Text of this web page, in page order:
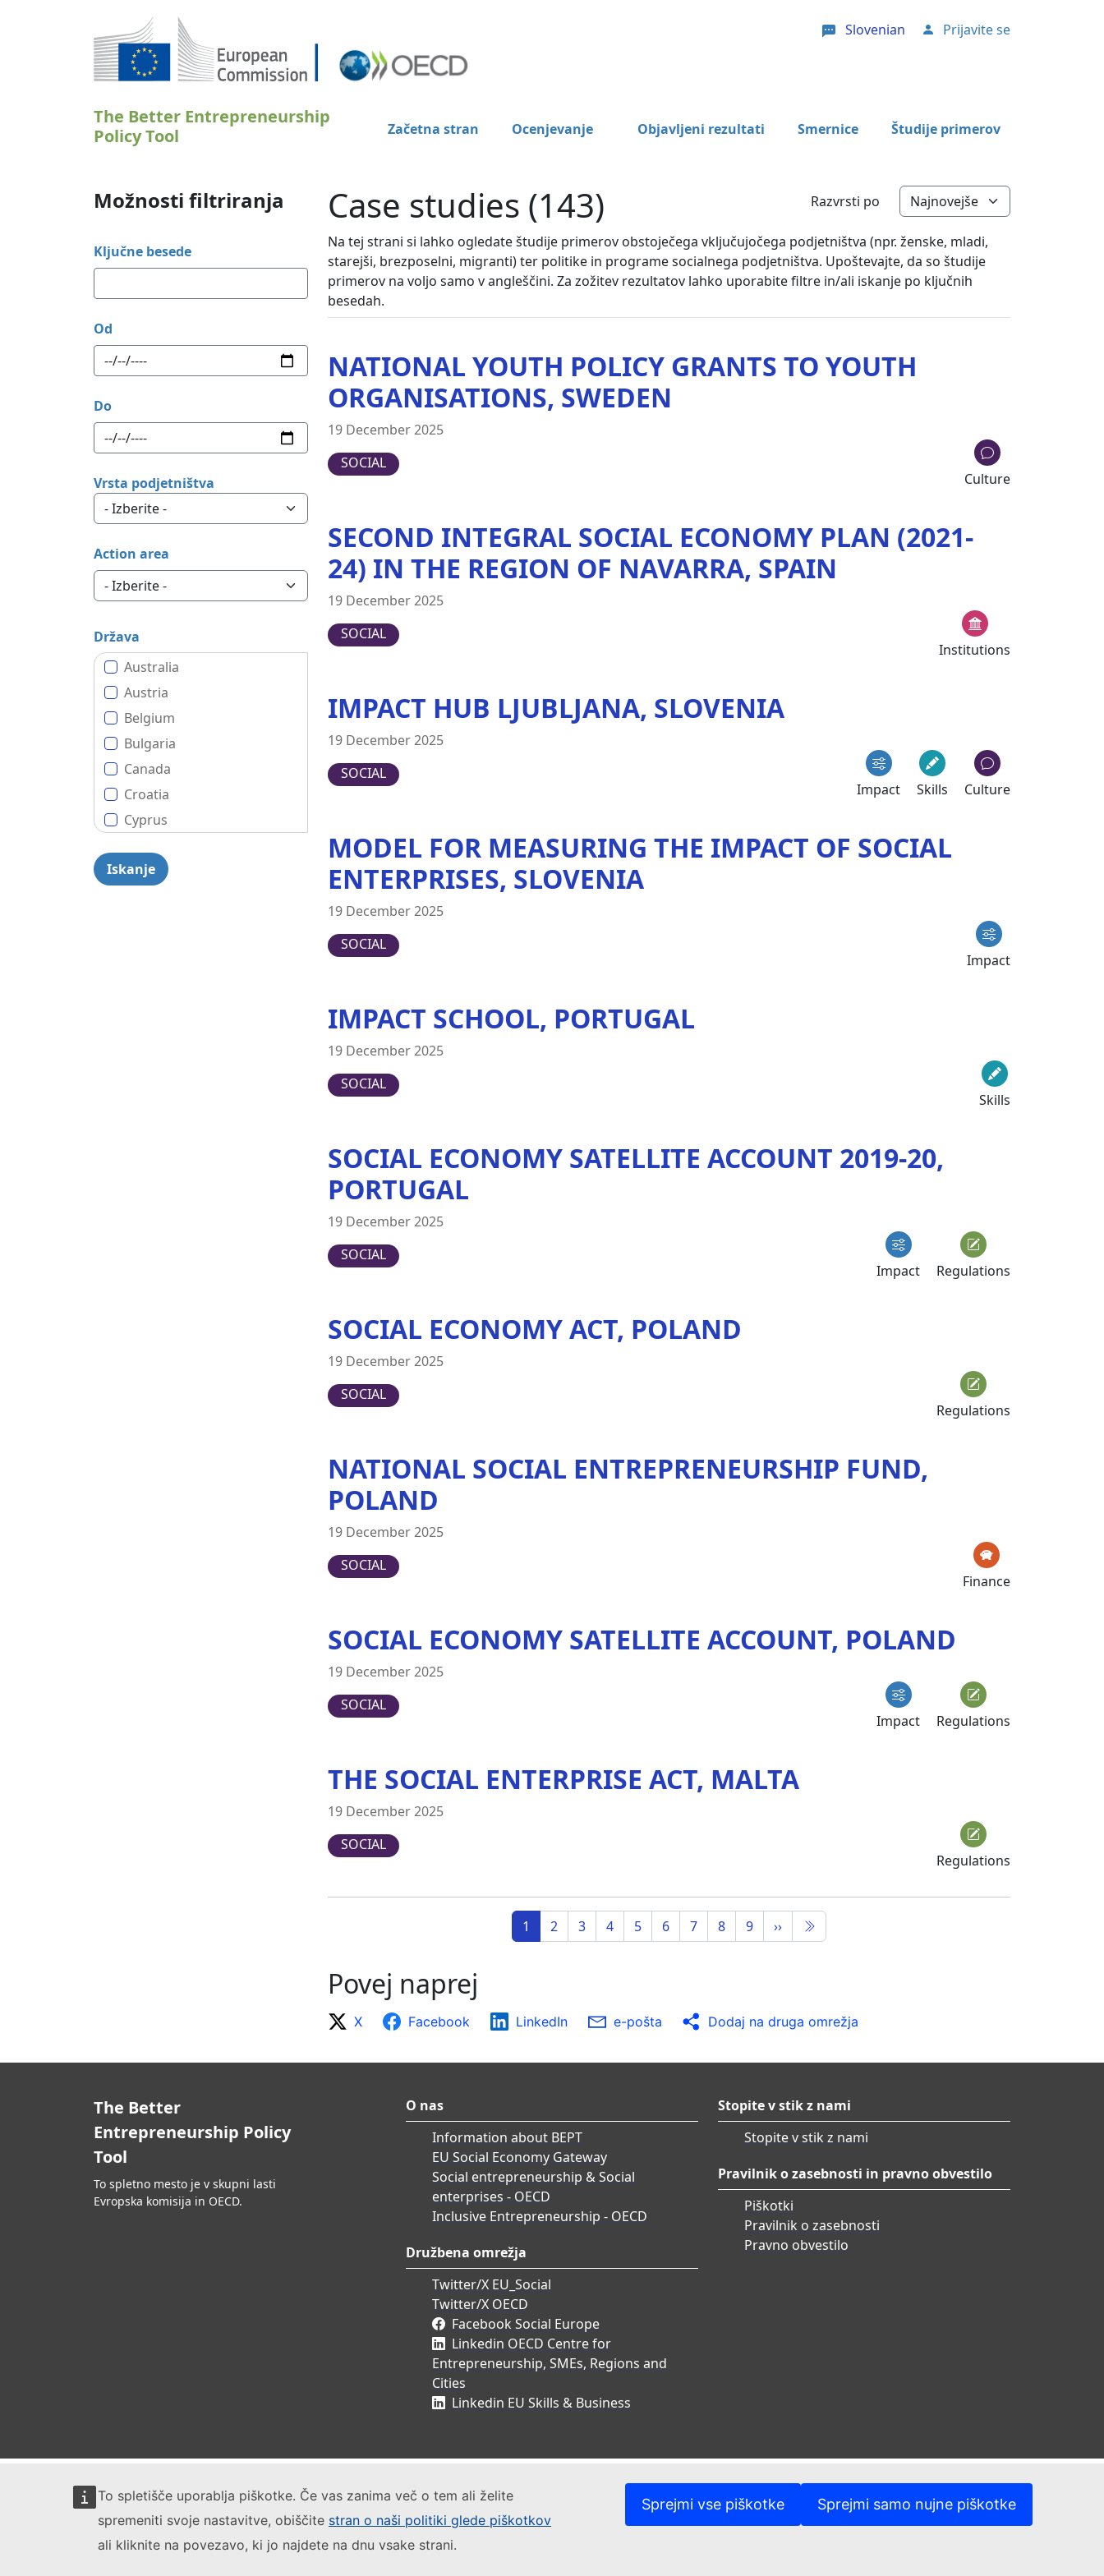
To spletišče uporablja piškotke. Če vas zanima več o tem ali želite
spremeniti svoje nastavitve, obiščite stran o naši politiki glede piškotkov
ali kliknite na povezavo, ki jo najdete na dnu vsake strani.
Sprejmi vse piškotke Sprejmi samo nujne piškotke
Slovenian User account menu
Prijavite se
The Better Entrepreneurship
Policy Tool
Začetna stran Ocenjevanje Objavljeni rezultati Smernice Študije primerov
Možnosti filtriranja
Ključne besede
Od
Do
Vrsta podjetništva
Action area
Država
Australia
Austria
Belgium
Bulgaria
Canada
Croatia
Cyprus
Denmark
Razvrsti po
Case studies (143)
Na tej strani si lahko ogledate študije primerov obstoječega vključujočega podjetništva (npr. ženske, mladi,
starejši, brezposelni, migranti) ter politike in programe socialnega podjetništva. Upoštevajte, da so študije
primerov na voljo samo v angleščini. Za zožitev rezultatov lahko uporabite filtre in/ali iskanje po ključnih
besedah.
NATIONAL YOUTH POLICY GRANTS TO YOUTH
ORGANISATIONS, SWEDEN
19 December 2025
SOCIAL
Culture
SECOND INTEGRAL SOCIAL ECONOMY PLAN (2021-
24) IN THE REGION OF NAVARRA, SPAIN
19 December 2025
SOCIAL
Institutions
IMPACT HUB LJUBLJANA, SLOVENIA
19 December 2025
SOCIAL
Impact
Skills Culture
MODEL FOR MEASURING THE IMPACT OF SOCIAL
ENTERPRISES, SLOVENIA
19 December 2025
SOCIAL
Impact
IMPACT SCHOOL, PORTUGAL
19 December 2025
SOCIAL
Skills
SOCIAL ECONOMY SATELLITE ACCOUNT 2019-20,
PORTUGAL
19 December 2025
SOCIAL
Impact
Regulations
SOCIAL ECONOMY ACT, POLAND
19 December 2025
SOCIAL
Regulations
NATIONAL SOCIAL ENTREPRENEURSHIP FUND,
POLAND
19 December 2025
SOCIAL
Finance
SOCIAL ECONOMY SATELLITE ACCOUNT, POLAND
19 December 2025
SOCIAL
Impact
Regulations
THE SOCIAL ENTERPRISE ACT, MALTA
19 December 2025
SOCIAL
Regulations
1 2 3 4 5 6 7 8 9 ››
Povej naprej
X Facebook LinkedIn e-pošta Dodaj na druga omrežja
The Better
Entrepreneurship Policy
Tool
To spletno mesto je v skupni lasti
Evropska komisija in OECD.
O nas
Information about BEPT
EU Social Economy Gateway
Social entrepreneurship & Social
enterprises - OECD
Inclusive Entrepreneurship - OECD
Družbena omrežja
Twitter/X EU_Social
Twitter/X OECD
Facebook Social Europe
Linkedin OECD Centre for
Entrepreneurship, SMEs, Regions and
Cities
Linkedin EU Skills & Business
Stopite v stik z nami
Stopite v stik z nami
Pravilnik o zasebnosti in pravno obvestilo
Piškotki
Pravilnik o zasebnosti
Pravno obvestilo